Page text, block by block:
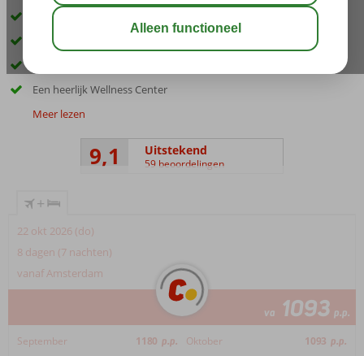
Direct aan strand
Meerdere zwembaden
Een heerlijk Wellness Center
Meer lezen
9,1 Uitstekend
59 beoordelingen
+
22 okt 2026 (do)
8 dagen (7 nachten)
vanaf Amsterdam
va 1093 p.p.
September 1180 p.p. Oktober 1093 p.p.